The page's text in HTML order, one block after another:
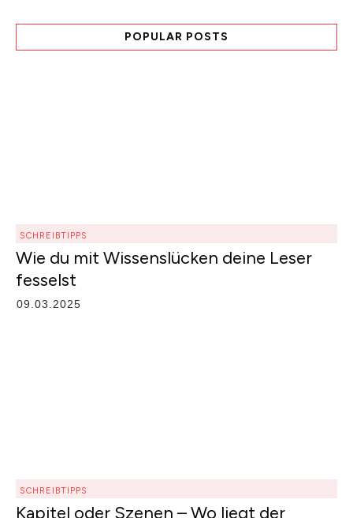
POPULAR POSTS
SCHREIBTIPPS
Wie du mit Wissenslücken deine Leser
fesselst
09.03.2025
SCHREIBTIPPS
Kapitel oder Szenen – Wo liegt der